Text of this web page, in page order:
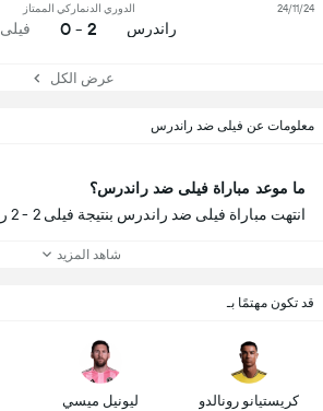
راندرس
الدوري الدنماركي الممتاز
2 - 0 فيلى
24/11/24
عرض الكل
معلومات عن فيلى ضد راندرس
ما موعد مباراة فيلى ضد راندرس؟
انتهت مباراة فيلى ضد راندرس بنتيجة فيلى 2 - 2 راندرس.
شاهد المزيد
قد تكون مهتمًا بـ
كريستيانو رونالدو ليونيل ميسي